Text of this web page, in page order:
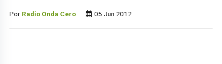
Por Radio Onda Cero 05 Jun 2012